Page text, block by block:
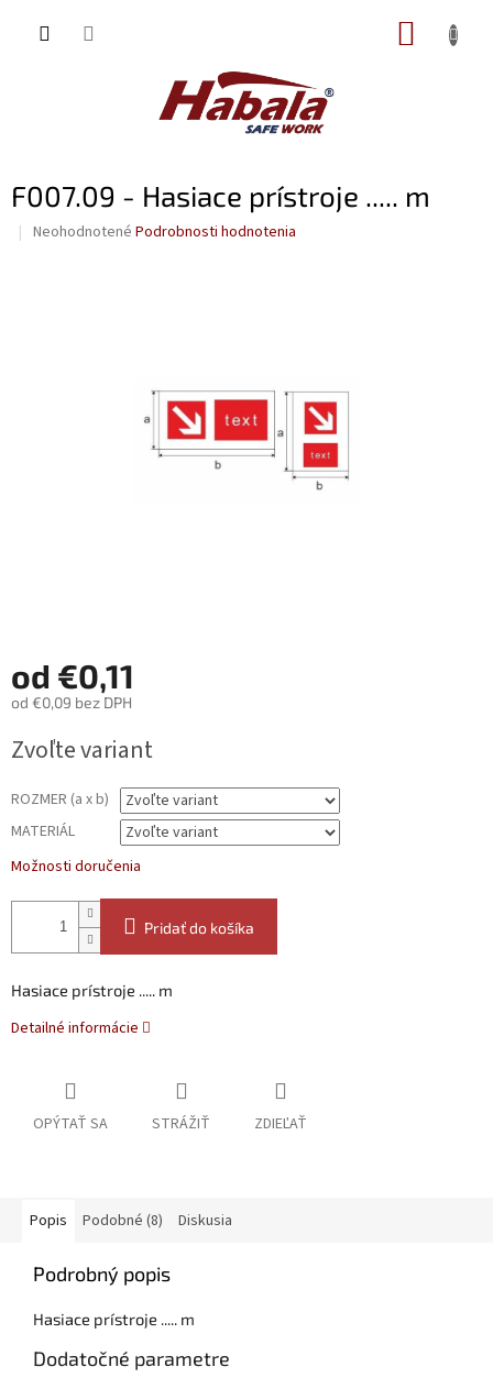
F007.09 - Hasiace prístroje ..... m
Priemerné
Neohodnotené Podrobnosti hodnotenia
od €0,11
od €0,09 bez DPH
cena:
Zvoľte variant
ROZMER (a x b)
MATERIÁL
Možnosti doručenia
Pridať do košíka
Hasiace prístroje ..... m
Detailné informácie
OPÝTAŤ SA STRÁŽIŤ ZDIEĽAŤ
Popis Podobné (8) Diskusia
Podrobný popis
Hasiace prístroje ..... m
Dodatočné parametre